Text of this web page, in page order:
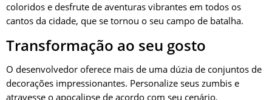
coloridos e desfrute de aventuras vibrantes em todos os
cantos da cidade, que se tornou o seu campo de batalha.
Transformação ao seu gosto
O desenvolvedor oferece mais de uma dúzia de conjuntos de
decorações impressionantes. Personalize seus zumbis e
atravesse o apocalipse de acordo com seu cenário.